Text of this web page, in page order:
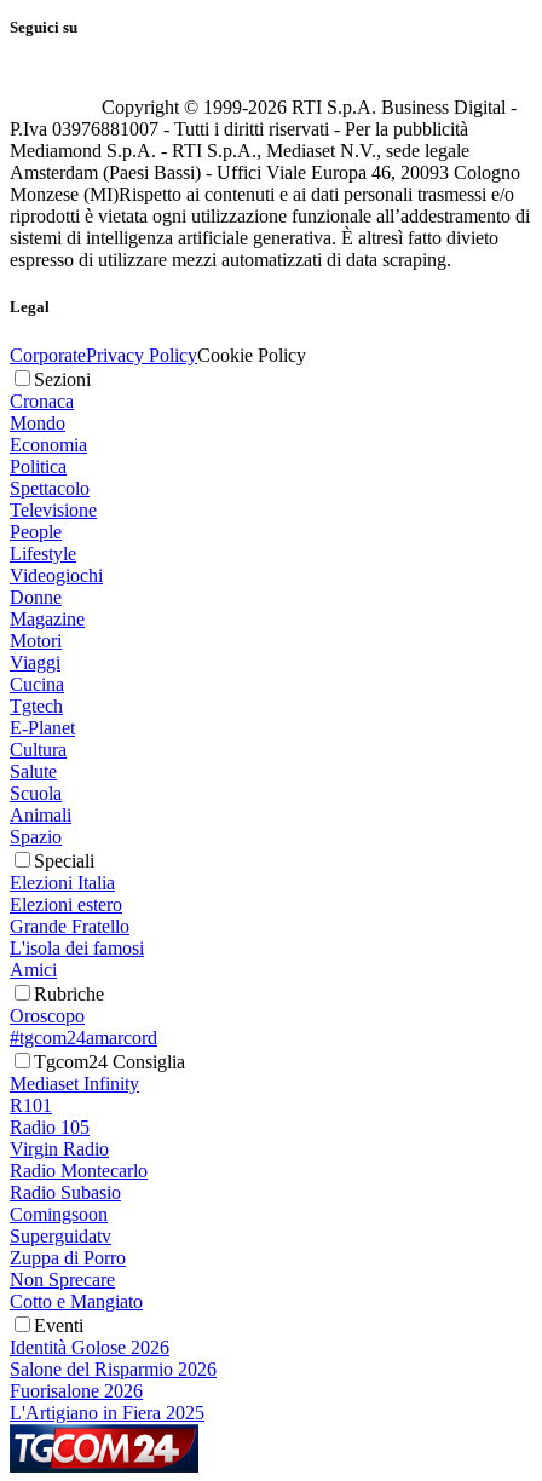
Seguici su
Copyright © 1999-2026 RTI S.p.A. Business Digital -
P.Iva 03976881007 - Tutti i diritti riservati - Per la pubblicità
Mediamond S.p.A. - RTI S.p.A., Mediaset N.V., sede legale
Amsterdam (Paesi Bassi) - Uffici Viale Europa 46, 20093 Cologno
Monzese (MI)Rispetto ai contenuti e ai dati personali trasmessi e/o
riprodotti è vietata ogni utilizzazione funzionale all’addestramento di
sistemi di intelligenza artificiale generativa. È altresì fatto divieto
espresso di utilizzare mezzi automatizzati di data scraping.
Legal
CorporatePrivacy PolicyCookie Policy
Sezioni
Cronaca
Mondo
Economia
Politica
Spettacolo
Televisione
People
Lifestyle
Videogiochi
Donne
Magazine
Motori
Viaggi
Cucina
Tgtech
E-Planet
Cultura
Salute
Scuola
Animali
Spazio
Speciali
Elezioni Italia
Elezioni estero
Grande Fratello
L'isola dei famosi
Amici
Rubriche
Oroscopo
#tgcom24amarcord
Tgcom24 Consiglia
Mediaset Infinity
R101
Radio 105
Virgin Radio
Radio Montecarlo
Radio Subasio
Comingsoon
Superguidatv
Zuppa di Porro
Non Sprecare
Cotto e Mangiato
Eventi
Identità Golose 2026
Salone del Risparmio 2026
Fuorisalone 2026
L'Artigiano in Fiera 2025